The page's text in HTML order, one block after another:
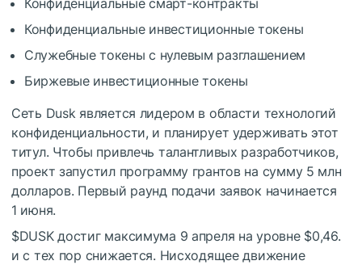
Конфиденциальные смарт-контракты
Конфиденциальные инвестиционные токены
Служебные токены с нулевым разглашением
Биржевые инвестиционные токены
Сеть Dusk является лидером в области технологий
конфиденциальности, и планирует удерживать этот
титул. Чтобы привлечь талантливых разработчиков,
проект запустил программу грантов на сумму 5 млн
долларов. Первый раунд подачи заявок начинается
1 июня.
$DUSKдостиг максимума 9 апреля на уровне $0,46.
и с тех пор снижается. Нисходящее движение